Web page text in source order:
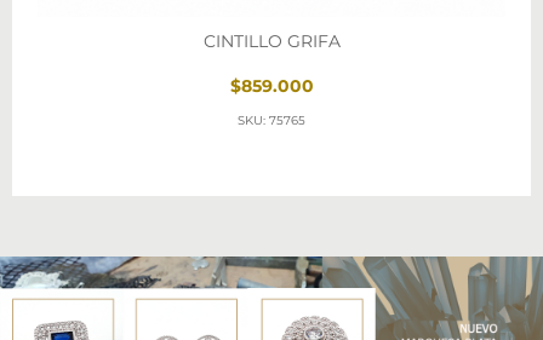
CINTILLO GRIFA
$859.000
SKU: 75765